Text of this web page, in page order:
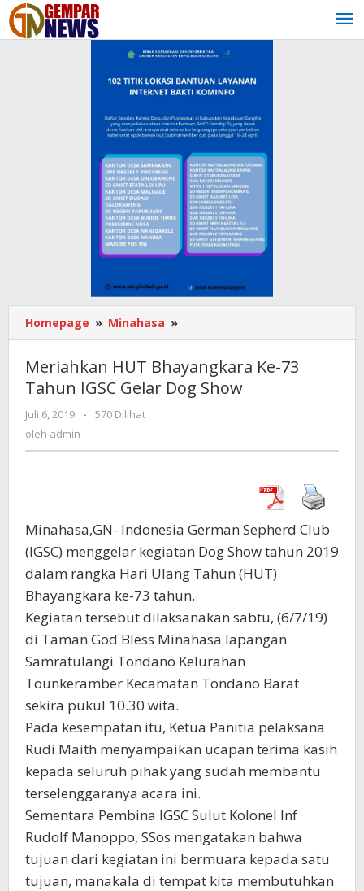
Lewati
ke
konten
Homepage » Minahasa »
HUT
Ke-
73
Meriahkan HUT Bhayangkara Ke-73
Tahun IGSC Gelar Dog Show
Juli 6, 2019
oleh
-
570 Dilihat
oleh admin
Minahasa,GN- Indonesia German Sepherd Club
(IGSC) menggelar kegiatan Dog Show tahun 2019
dalam rangka Hari Ulang Tahun (HUT)
Bhayangkara ke-73 tahun.
Kegiatan tersebut dilaksanakan sabtu, (6/7/19)
di Taman God Bless Minahasa lapangan
Samratulangi Tondano Kelurahan
Tounkeramber Kecamatan Tondano Barat
sekira pukul 10.30 wita.
Pada kesempatan itu, Ketua Panitia pelaksana
Rudi Maith menyampaikan ucapan terima kasih
kepada seluruh pihak yang sudah membantu
terselenggaranya acara ini.
Sementara Pembina IGSC Sulut Kolonel Inf
Rudolf Manoppo, SSos mengatakan bahwa
tujuan dari kegiatan ini bermuara kepada satu
tujuan, manakala di tempat kita membutuhkan